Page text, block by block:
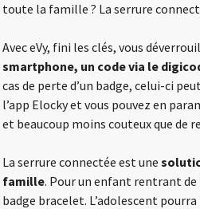
toute la famille ? La serrure
Avec eVy, fini les clés, vous
smartphone, un code via le
cas de perte d’un badge, celui-ci
l’app Elocky et vous pouvez en
et beaucoup moins couteux que de
La serrure connectée est une
famille. Pour un enfant rentrant de
badge bracelet. L’adolescent